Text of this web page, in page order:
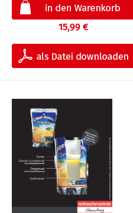
15,99 €